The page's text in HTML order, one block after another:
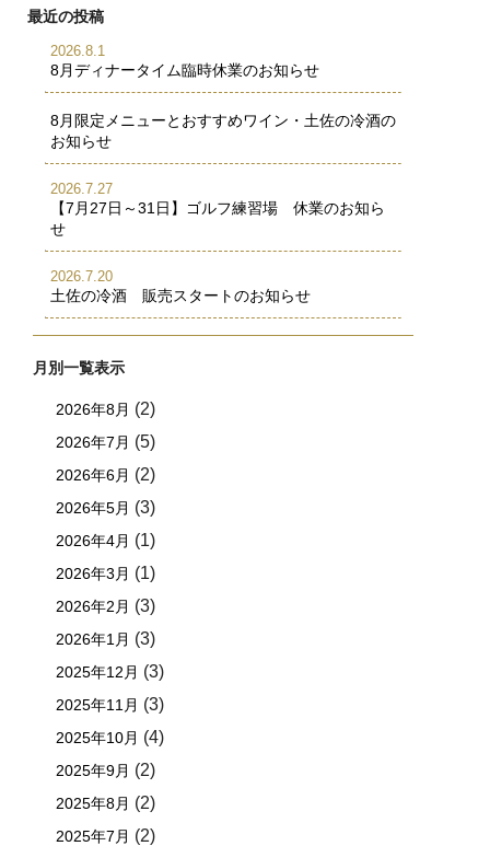
最近の投稿
2026.8.1
8月ディナータイム臨時休業のお知らせ
8月限定メニューとおすすめワイン・土佐の冷酒の
お知らせ
2026.7.27
【7月27日～31日】ゴルフ練習場 休業のお知ら
せ
2026.7.20
土佐の冷酒 販売スタートのお知らせ
月別一覧表示
2026年8月 (2)
2026年7月 (5)
2026年6月 (2)
2026年5月 (3)
2026年4月 (1)
2026年3月 (1)
2026年2月 (3)
2026年1月 (3)
2025年12月 (3)
2025年11月 (3)
2025年10月 (4)
2025年9月 (2)
2025年8月 (2)
2025年7月 (2)